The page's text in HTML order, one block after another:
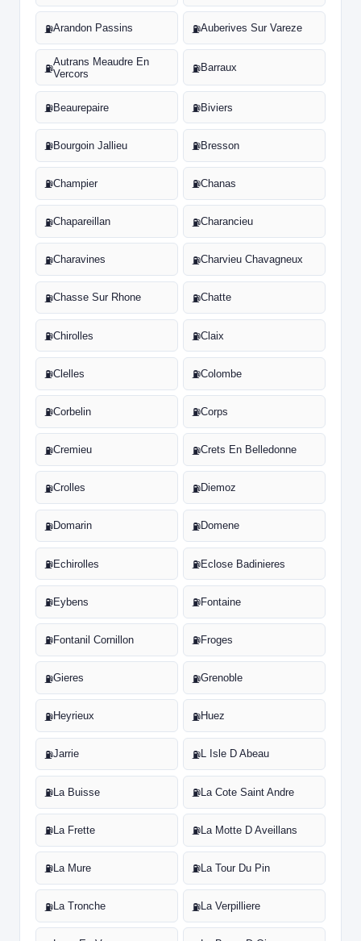
⛽Arandon Passins ⛽Auberives Sur Vareze
⛽
Autrans Meaudre En
Vercors
⛽Barraux
⛽Beaurepaire ⛽Biviers
⛽Bourgoin Jallieu ⛽Bresson
⛽Champier ⛽Chanas
⛽Chapareillan ⛽Charancieu
⛽Charavines ⛽Charvieu Chavagneux
⛽Chasse Sur Rhone ⛽Chatte
⛽Chirolles ⛽Claix
⛽Clelles ⛽Colombe
⛽Corbelin ⛽Corps
⛽Cremieu ⛽Crets En Belledonne
⛽Crolles ⛽Diemoz
⛽Domarin ⛽Domene
⛽Echirolles ⛽Eclose Badinieres
⛽Eybens ⛽Fontaine
⛽Fontanil Cornillon ⛽Froges
⛽Gieres ⛽Grenoble
⛽Heyrieux ⛽Huez
⛽Jarrie ⛽L Isle D Abeau
⛽La Buisse ⛽La Cote Saint Andre
⛽La Frette ⛽La Motte D Aveillans
⛽La Mure ⛽La Tour Du Pin
⛽La Tronche ⛽La Verpilliere